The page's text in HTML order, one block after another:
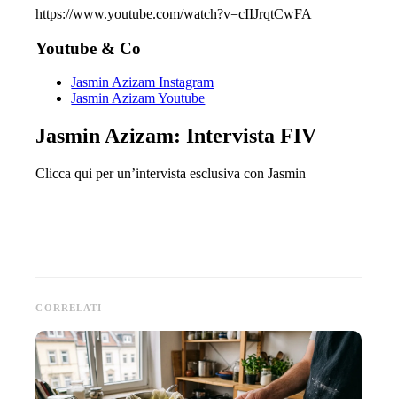
https://www.youtube.com/watch?v=cIIJrqtCwFA
Youtube & Co
Jasmin Azizam Instagram
Jasmin Azizam Youtube
Jasmin Azizam: Intervista FIV
Clicca qui per un’intervista esclusiva con Jasmin
CORRELATI